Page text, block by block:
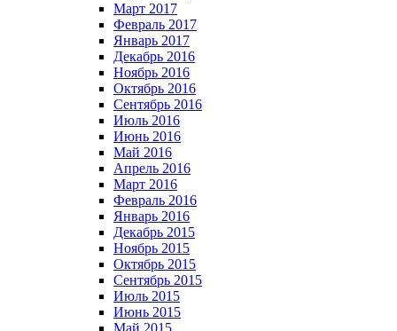
Март 2017
Февраль 2017
Январь 2017
Декабрь 2016
Ноябрь 2016
Октябрь 2016
Сентябрь 2016
Июль 2016
Июнь 2016
Май 2016
Апрель 2016
Март 2016
Февраль 2016
Январь 2016
Декабрь 2015
Ноябрь 2015
Октябрь 2015
Сентябрь 2015
Июль 2015
Июнь 2015
Май 2015